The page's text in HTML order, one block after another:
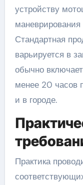
устройству
маневрирования
Стандартная
варьируется в
обычно
менее 20 часов
и в городе.
Практика